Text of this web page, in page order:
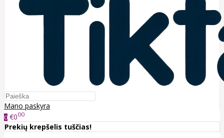
Mano paskyra
0 €000
Prekių krepšelis tuščias!